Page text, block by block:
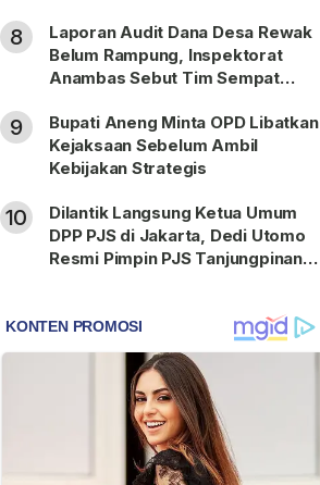
8
Laporan Audit Dana Desa Rewak
Belum Rampung, Inspektorat
Anambas Sebut Tim Sempat
9
Bupati Aneng Minta OPD Libatkan
Kejaksaan Sebelum Ambil
Kebijakan Strategis
10
Dilantik Langsung Ketua Umum
DPP PJS di Jakarta, Dedi Utomo
Resmi Pimpin PJS Tanjungpinang-